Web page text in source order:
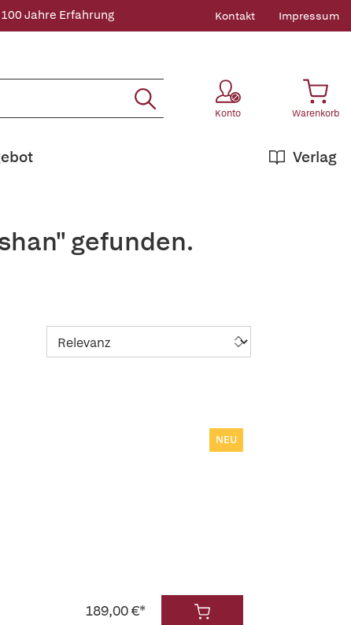
Jahre Erfahrung Kontakt Impressum
Konto Warenkorb
Verlag
gefunden.
NEU
189,00 €*